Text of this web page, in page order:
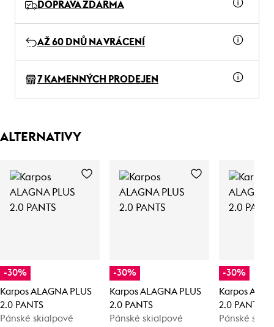
DOPRAVA ZDARMA
AŽ 60 DNŮ NA VRÁCENÍ
7 KAMENNÝCH PRODEJEN
ALTERNATIVY
-30%
Karpos ALAGNA PLUS
2.0 PANTS
Pánské skialpové
-30%
Karpos ALAGNA PLUS
2.0 PANTS
Pánské skialpové
-30%
Karpos
2.0 PANTS
Pánské